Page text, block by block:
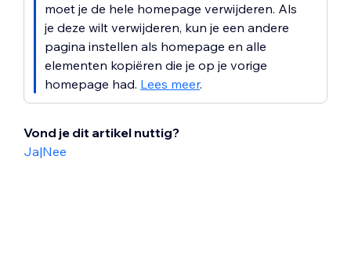
moet je de hele homepage verwijderen. Als
je deze wilt verwijderen, kun je een andere
pagina instellen als homepage en alle
elementen kopiëren die je op je vorige
homepage had. Lees meer.
Vond je dit artikel nuttig?
Ja|Nee